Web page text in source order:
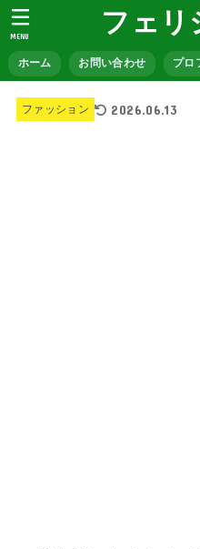
フェリ
ホーム お問い合わせ プロ
MENU
ファッション 2026.06.13